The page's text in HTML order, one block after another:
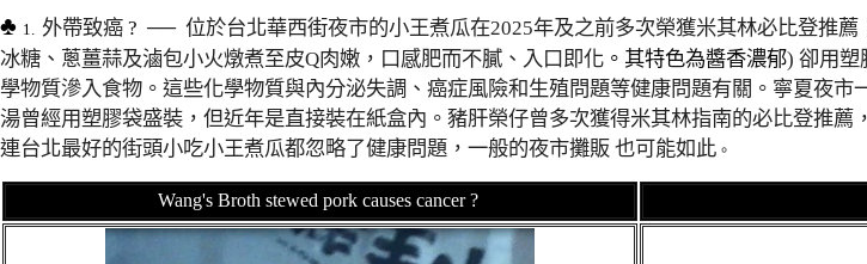
♣ 1. 外帶致癌 ? ── 位於台北華西街夜市的小王煮瓜在2025年及之前多次榮獲米其林必比登推薦
冰糖、蔥薑蒜及滷包小火燉煮至皮Q肉嫩，口感肥而不膩、入口即化 。其特色為醬香濃郁) 卻用塑
學物質滲入食物。這些化學物質與內分泌失調、癌症風險和生殖問題等健康問題有關。寧夏夜
湯曾經用塑膠袋盛裝，但近年是直接裝在紙盒內。豬肝榮仔曾多次獲得米其林指南的必比登推薦
連台北最好的街頭小吃小王煮瓜都忽略了健康問題，一般的夜市攤販 也可能如此 。
Wang's Broth stewed pork causes cancer ?